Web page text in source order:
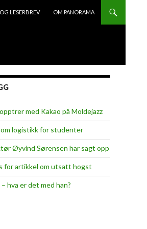
LESERBREV OM PANORAMA
med Kakao på Moldejazz
logistikk for studenter
Øyvind Sørensen har sagt opp
for artikkel om utsatt hogst
hva er det med han?